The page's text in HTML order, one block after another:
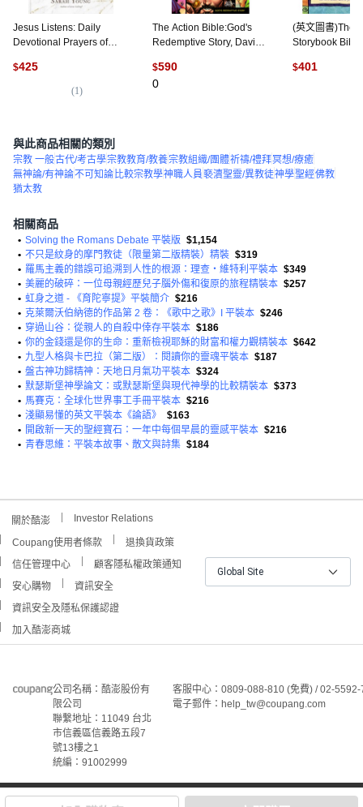
Jesus Listens: Daily
Devotional Prayers of
版, Thomas Nelson, 英文
$425
(1)
The Action Bible:God's
Redemptive Story, David
$590
0
(英文圖書)The
Storybook
精裝版,
$401
與此商品相關的類別
宗教 一般古代/考古學宗教教育/教養宗教組織/團體祈禱/禮拜冥想/療癒
無神論/有神論不可知論比較宗教學神職人員褻瀆聖靈/異教徒神學聖經佛教
猶太教
相關商品
• Solving the Romans Debate 平裝版 $1,154
• 不只是紋身的摩門教徒（限量第二版精裝）精裝 $319
• 羅馬主義的錯誤可追溯到人性的根源：理查‧維特利平裝本 $349
• 美麗的破碎：一位母親經歷兒子腦外傷和復原的旅程精裝本 $257
• 虹身之道 - 《育陀寧提》平裝簡介 $216
• 克萊爾沃伯納德的作品第 2 卷：《歌中之歌》I 平裝本 $246
• 穿過山谷：從親人的自殺中倖存平裝本 $186
• 你的金錢還是你的生命：重新檢視耶穌的財富和權力觀精裝本 $642
• 九型人格與卡巴拉（第二版）：閱讀你的靈魂平裝本 $187
• 盤古神功歸精神：天地日月氣功平裝本 $324
• 默瑟斯堡神學論文：或默瑟斯堡與現代神學的比較精裝本 $373
• 馬賽克：全球化世界事工手冊平裝本 $216
• 淺顯易懂的英文平裝本《論語》
$163
• 開啟新一天的聖經寶石：一年中每個早晨的靈感平裝本 $216
• 青春思維：平裝本故事、散文與詩集 $184
關於酷澎 Investor Relations
Coupang使用者條款
退換貨政策
信任管理中心
顧客隱私權政策通知
安心購物
資訊安全
資訊安全及隱私保護認證
加入酷澎商城
Global Site
公司名稱：酷澎股份有
限公司
聯繫地址：11049 台北
市信義區信義路五段7
號13樓之1
統編：91002999
客服中心：0809-088-810 (免費) / 02-
電子郵件：help_tw@coupang.com
©Coupang Taiwan Co., Ltd. 保留所有權利。